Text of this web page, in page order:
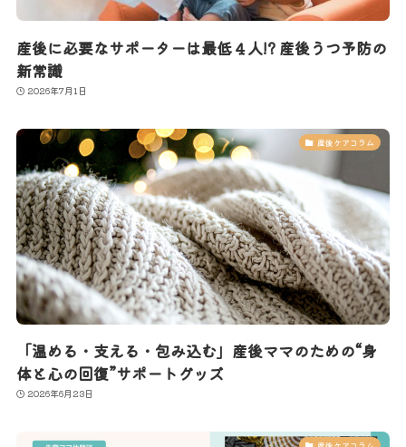
産後に必要なサポーターは最低４人!? 産後うつ予防の
新常識
2026年7月1日
産後ケアコラム
「温める・支える・包み込む」産後ママのための“身
体と心の回復”サポートグッズ
2026年6月23日